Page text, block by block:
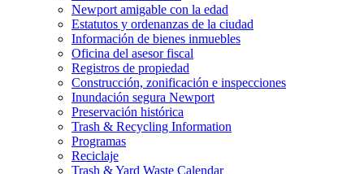
Newport amigable con la edad
Estatutos y ordenanzas de la ciudad
Información de bienes inmuebles
Oficina del asesor fiscal
Registros de propiedad
Construcción, zonificación e inspecciones
Inundación segura Newport
Preservación histórica
Trash & Recycling Information
Programas
Reciclaje
Trash & Yard Waste Calendar